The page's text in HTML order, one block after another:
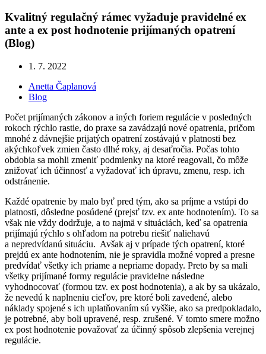
Kvalitný regulačný rámec vyžaduje pravidelné ex
ante a ex post hodnotenie prijímaných opatrení
(Blog)
1. 7. 2022
Anetta Čaplanová
Blog
Počet prijímaných zákonov a iných foriem regulácie v posledných
rokoch rýchlo rastie, do praxe sa zavádzajú nové opatrenia, pričom
mnohé z dávnejšie prijatých opatrení zostávajú v platnosti bez
akýchkoľvek zmien často dlhé roky, aj desaťročia. Počas tohto
obdobia sa mohli zmeniť podmienky na ktoré reagovali, čo môže
znižovať ich účinnosť a vyžadovať ich úpravu, zmenu, resp. ich
odstránenie.
Každé opatrenie by malo byť pred tým, ako sa príjme a vstúpi do
platnosti, dôsledne posúdené (prejsť tzv. ex ante hodnotením). To sa
však nie vždy dodržuje, a to najmä v situáciách, keď sa opatrenia
prijímajú rýchlo s ohľadom na potrebu riešiť naliehavú
a nepredvídanú situáciu. Avšak aj v prípade tých opatrení, ktoré
prejdú ex ante hodnotením, nie je spravidla možné vopred a presne
predvídať všetky ich priame a nepriame dopady. Preto by sa mali
všetky prijímané formy regulácie pravidelne následne
vyhodnocovať (formou tzv. ex post hodnotenia), a ak by sa ukázalo,
že nevedú k naplneniu cieľov, pre ktoré boli zavedené, alebo
náklady spojené s ich uplatňovaním sú vyššie, ako sa predpokladalo,
je potrebné, aby boli upravené, resp. zrušené. V tomto smere možno
ex post hodnotenie považovať za účinný spôsob zlepšenia verejnej
regulácie.